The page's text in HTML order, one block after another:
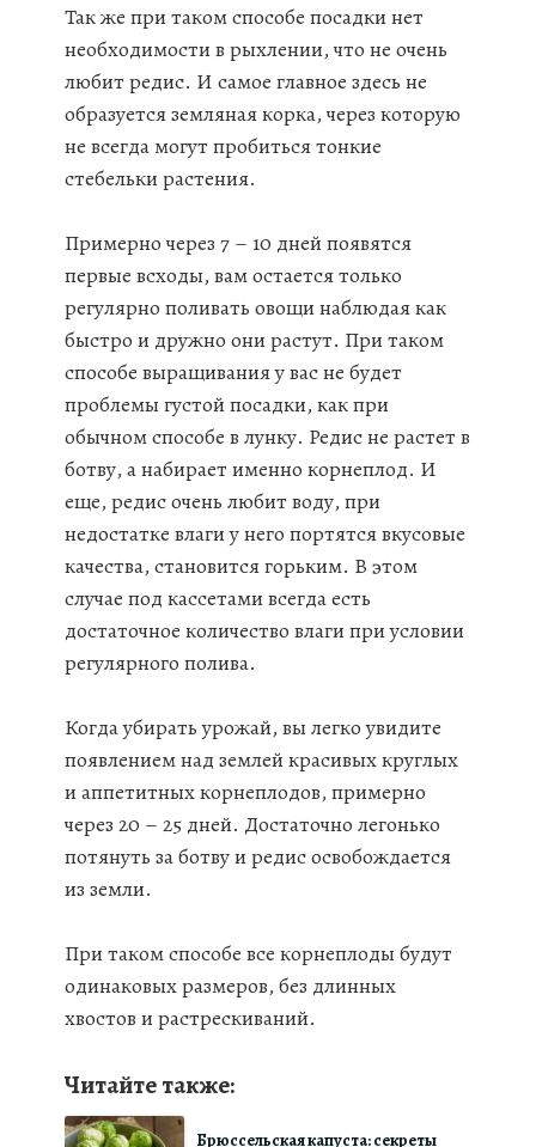
Так же при таком способе посадки нет
необходимости в рыхлении, что не очень
любит редис. И самое главное здесь не
образуется земляная корка, через которую
не всегда могут пробиться тонкие
стебельки растения.
Примерно через 7 – 10 дней появятся
первые всходы, вам остается только
регулярно поливать овощи наблюдая как
быстро и дружно они растут. При таком
способе выращивания у вас не будет
проблемы густой посадки, как при
обычном способе в лунку. Редис не растет в
ботву, а набирает именно корнеплод. И
еще, редис очень любит воду, при
недостатке влаги у него портятся вкусовые
качества, становится горьким. В этом
случае под кассетами всегда есть
достаточное количество влаги при условии
регулярного полива.
Когда убирать урожай, вы легко увидите
появлением над землей красивых круглых
и аппетитных корнеплодов, примерно
через 20 – 25 дней. Достаточно легонько
потянуть за ботву и редис освобождается
из земли.
При таком способе все корнеплоды будут
одинаковых размеров, без длинных
хвостов и растрескиваний.
Читайте также:
Брюссельская капуста: секреты